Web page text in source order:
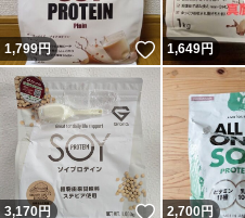
1,799円 いいね！
1,649円
3,170円 いいね！
2,700円